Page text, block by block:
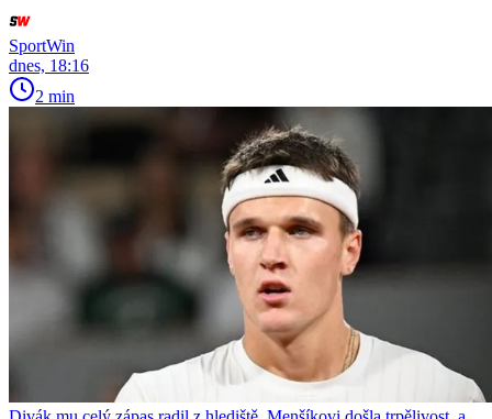
SportWin
dnes, 18:16
2 min